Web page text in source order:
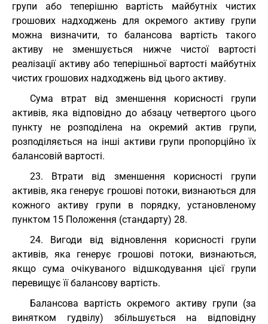
групи або теперішню вартість майбутніх чистих
грошових надходжень для окремого активу групи
можна визначити, то балансова вартість такого
активу не зменшується нижче чистої вартості
реалізації активу або теперішньої вартості майбутніх
чистих грошових надходжень від цього активу.
Сума втрат від зменшення корисності групи
активів, яка відповідно до абзацу четвертого цього
пункту не розподілена на окремий актив групи,
розподіляється на інші активи групи пропорційно їх
балансовій вартості.
23. Втрати від зменшення корисності групи
активів, яка генерує грошові потоки, визнаються для
кожного активу групи в порядку, установленому
пунктом 15 Положення (стандарту) 28.
24. Вигоди від відновлення корисності групи
активів, яка генерує грошові потоки, визнаються,
якщо сума очікуваного відшкодування цієї групи
перевищує її балансову вартість.
Балансова вартість окремого активу групи (за
винятком гудвілу) збільшується на відповідну